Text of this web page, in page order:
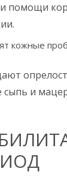
помощи
кожные
сыпь и